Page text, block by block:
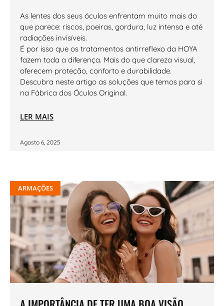
As lentes dos seus óculos enfrentam muito mais do
que parece: riscos, poeiras, gordura, luz intensa e até
radiações invisíveis.
É por isso que os tratamentos antirreflexo da HOYA
fazem toda a diferença. Mais do que clareza visual,
oferecem proteção, conforto e durabilidade.
Descubra neste artigo as soluções que temos para si
na Fábrica dos Óculos Original.
LER MAIS
Agosto 6, 2025
ARMAÇÕES